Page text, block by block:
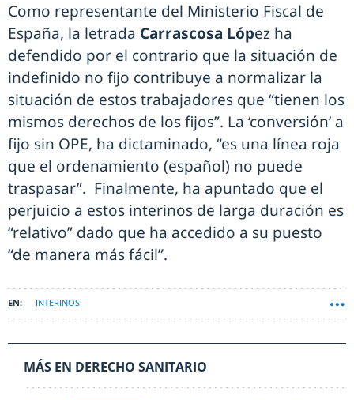
Como representante del Ministerio Fiscal de
España, la letrada Carrascosa López ha
defendido por el contrario que la situación de
indefinido no fijo contribuye a normalizar la
situación de estos trabajadores que “tienen los
mismos derechos de los fijos”. La ‘conversión’ a
fijo sin OPE, ha dictaminado, “es una línea roja
que el ordenamiento (español) no puede
traspasar”. Finalmente, ha apuntado que el
perjuicio a estos interinos de larga duración es
“relativo” dado que ha accedido a su puesto
“de manera más fácil”.
INTERINOS
MÁS EN DERECHO SANITARIO